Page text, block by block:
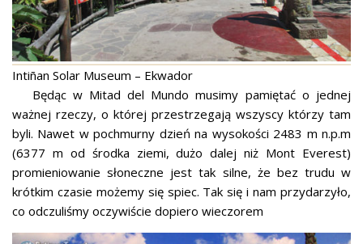
Intiñan Solar Museum – Ekwador
Będąc w Mitad del Mundo musimy pamiętać o jednej
ważnej rzeczy, o której przestrzegają wszyscy którzy tam
byli. Nawet w pochmurny dzień na wysokości 2483 m n.p.m
(6377 m od środka ziemi, dużo dalej niż Mont Everest)
promieniowanie słoneczne jest tak silne, że bez trudu w
krótkim czasie możemy się spiec. Tak się i nam przydarzyło,
co odczuliśmy oczywiście dopiero wieczorem